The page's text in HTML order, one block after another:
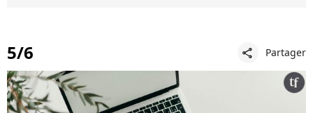
5/6 share Partager